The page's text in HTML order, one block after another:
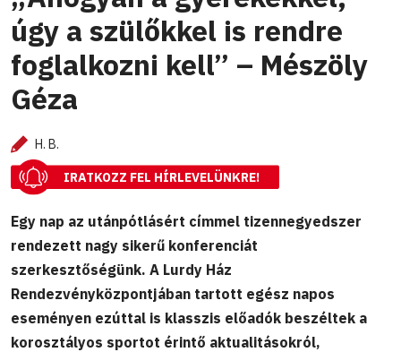
úgy a szülőkkel is rendre
foglalkozni kell” – Mészöly
Géza
H. B.
IRATKOZZ FEL HÍRLEVELÜNKRE!
Egy nap az utánpótlásért címmel tizennegyedszer
rendezett nagy sikerű konferenciát
szerkesztőségünk. A Lurdy Ház
Rendezvényközpontjában tartott egész napos
eseményen ezúttal is klasszis előadók beszéltek a
korosztályos sportot érintő aktualitásokról,